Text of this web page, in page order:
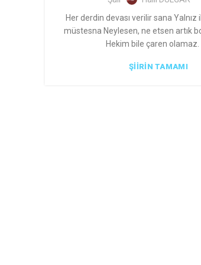
Her derdin devası verilir sana Yalnız
müstesna Neylesen, ne etsen artık
Hekim bile çaren olamaz.
ŞIIRIN TAMAMI